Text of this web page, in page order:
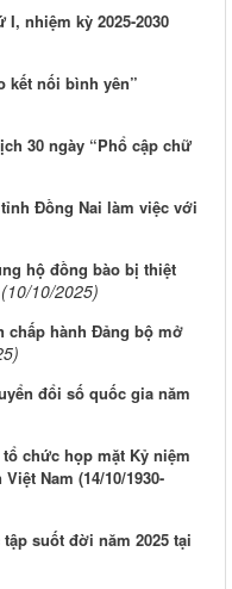
nhiệm kỳ 2025-2030
kết nối bình yên”
30 ngày “Phổ cập chữ
Đồng Nai làm việc với
hộ đồng bào bị thiệt
(10/10/2025)
chấp hành Đảng bộ mở
đổi số quốc gia năm
chức họp mặt Kỷ niệm
Nam (14/10/1930-
suốt đời năm 2025 tại